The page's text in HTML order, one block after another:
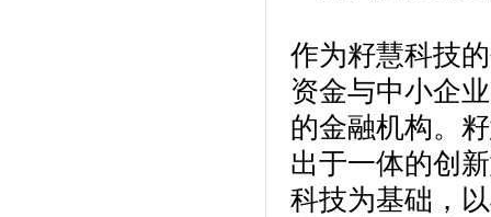
作为籽慧科技
资金与中小企
的金融机构。
出于一体的创
科技为基础，